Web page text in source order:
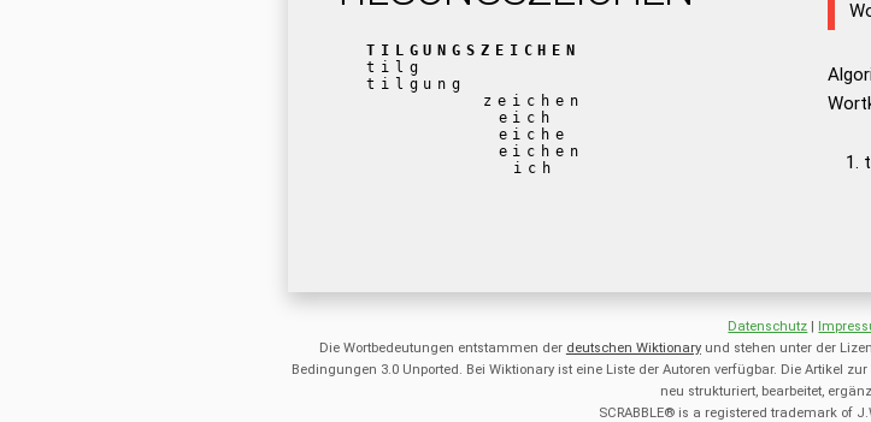
TILGUNGSZEICHEN
tilg
tilgung
zeichen
eich
eiche
eichen
ich
Datenschutz |
Die Wortbedeutungen entstammen der deutschen Wiktionaryund stehen unter der
Bedingungen 3.0 Unported. Bei Wiktionary ist eine Liste der Autoren verfügbar. Die Artikel
neu strukturiert, bearbeitet,
SCRABBLE® is a registered trademark of